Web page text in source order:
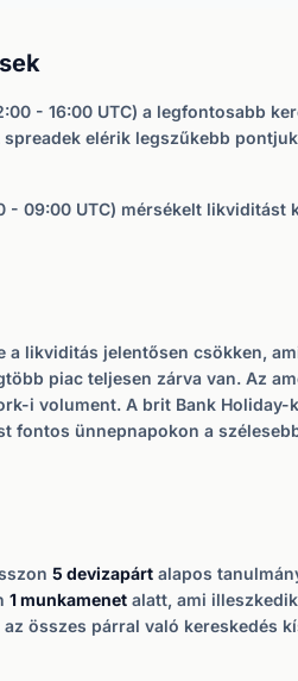
- 16:00 UTC) a legfontosabb
elérik legszűkebb
- 09:00 UTC) mérsékelt likviditást
likviditás jelentősen csökken,
piac teljesen zárva van. Az
i volument. A brit Bank Holiday-
fontos ünnepnapokon a
5 devizapárt alapos
1 munkamenet alatt, ami
összes párral való kereskedés